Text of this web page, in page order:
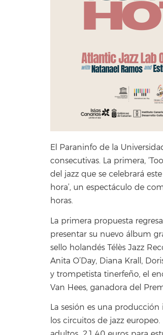
El Paraninfo de la
consecutivas. La primera,
del jazz que se celebrará
hora’, un espectáculo de
horas.
La primera propuesta
presentar su nuevo álbum
sello holandés Télès Jazz
Anita O’Day, Diana Krall,
y trompetista tinerfeño, el
Van Hees, ganadora del
La sesión es una
los circuitos de jazz europeo.